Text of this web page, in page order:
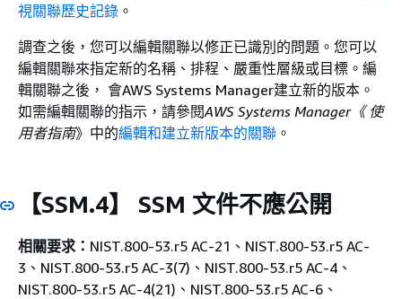
視關聯歷史記錄 。
調查之後，您可以編輯關聯以修正已識別的問題。您可以
編輯關聯來指定新的名稱、排程、嚴重性層級或目標。編
輯關聯之後， 會AWS Systems Manager建立新的版本。
如需編輯關聯的指示，請參閱AWS Systems Manager《 使
用者指南》中的編輯和建立新版本的關聯 。
【SSM.4】 SSM 文件不應公開
相關要求： NIST.800-53.r5 AC-21、NIST.800-53.r5 AC-
3、NIST.800-53.r5 AC-3(7)、NIST.800-53.r5 AC-4、
NIST.800-53.r5 AC-4(21)、NIST.800-53.r5 AC-6、